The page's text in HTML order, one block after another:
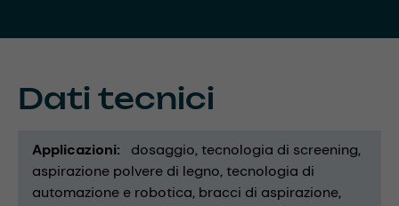
Dati tecnici
Applicazioni dosaggio tecnologia di screening
aspirazione polvere di legno tecnologia di
automazione e robotica bracci di aspirazione